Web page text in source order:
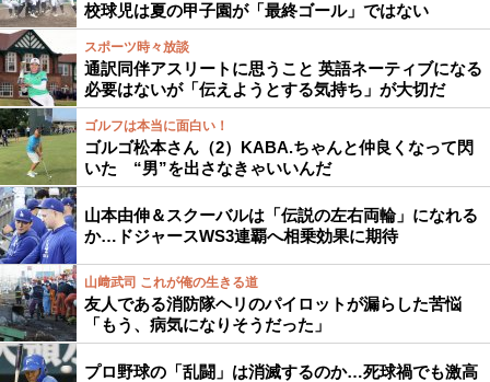
校球児は夏の甲子園が「最終ゴール」ではない
スポーツ時々放談
通訳同伴アスリートに思うこと 英語ネーティブになる
必要はないが「伝えようとする気持ち」が大切だ
ゴルフは本当に面白い！
ゴルゴ松本さん（2）KABA.ちゃんと仲良くなって閃
いた “男”を出さなきゃいいんだ
山本由伸＆スクーバルは「伝説の左右両輪」になれる
か…ドジャースWS3連覇へ相乗効果に期待
山﨑武司 これが俺の生きる道
友人である消防隊ヘリのパイロットが漏らした苦悩
「もう、病気になりそうだった」
プロ野球の「乱闘」は消滅するのか…死球禍でも激高